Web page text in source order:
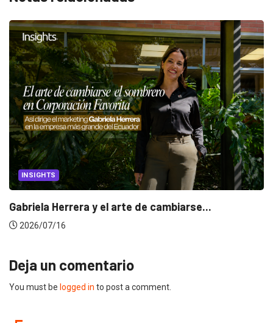
INSIGHTS
Gabriela Herrera y el arte de cambiarse...
2026/07/16
Deja un comentario
You must be logged in to post a comment.